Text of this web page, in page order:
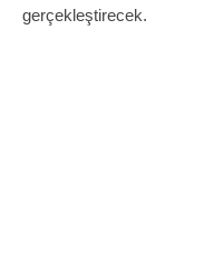
gerçekleştirecek.